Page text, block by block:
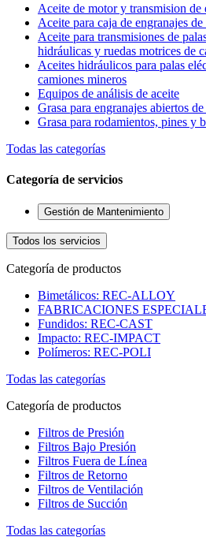
Aceite de motor y transmision
Aceite para caja de engranajes
Aceite para transmisiones de
hidráulicas y ruedas motrices de
Aceites hidráulicos para palas
camiones mineros
Equipos de análisis de aceite
Grasa para engranajes abiertos
Grasa para rodamientos, pines y
Todas las categorías
Categoría de servicios
Gestión de Mantenimiento
Todos los servicios
Categoría de productos
Bimetálicos: REC-ALLOY
FABRICACIONES
Fundidos: REC-CAST
Impacto: REC-IMPACT
Polímeros: REC-POLI
Todas las categorías
Categoría de productos
Filtros de Presión
Filtros Bajo Presión
Filtros Fuera de Línea
Filtros de Retorno
Filtros de Ventilación
Filtros de Succión
Todas las categorías